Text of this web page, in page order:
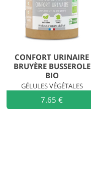
Ajouter au
CONFORT URINAIRE
BRUYÈRE BUSSEROLE
BIO
GÉLULES VÉGÉTALES
7.65 €